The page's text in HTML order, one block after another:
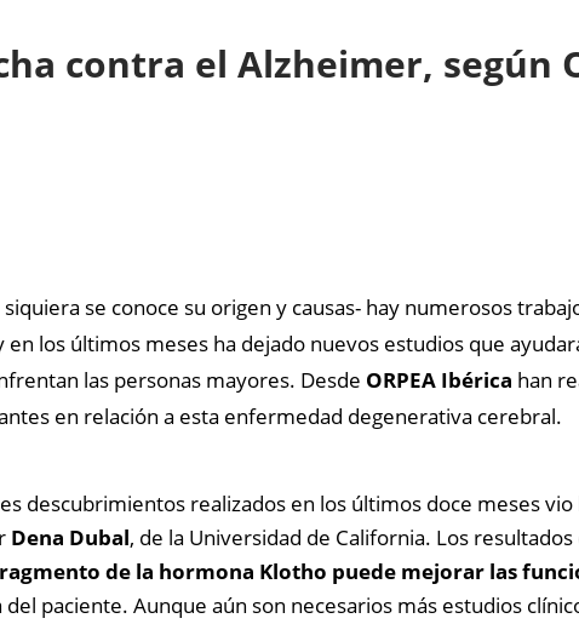
contra el Alzheimer, según
se conoce su origen y causas- hay numerosos
en los últimos meses ha dejado nuevos estudios que
las personas mayores. Desde ORPEA Ibérica han
en relación a esta enfermedad degenerativa cerebral.
descubrimientos realizados en los últimos doce meses vio
Dena Dubal, de la Universidad de California. Los
de la hormona Klotho puede mejorar las
paciente. Aunque aún son necesarios más estudios